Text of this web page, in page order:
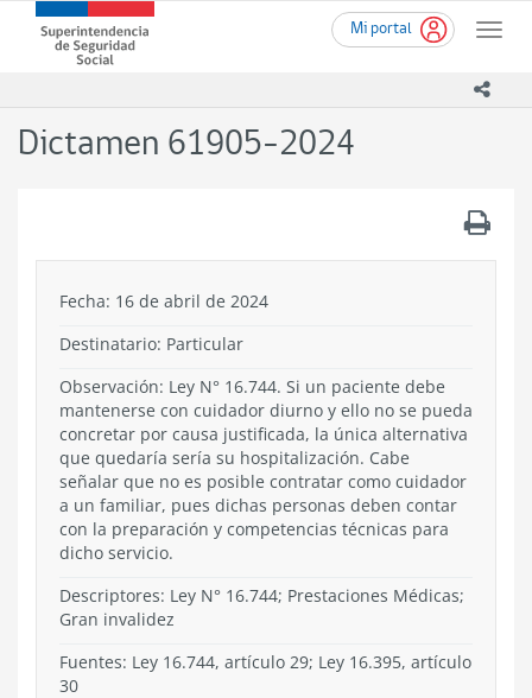
contenido
Mi portal
Toggle
Superintendencia
de
-
Dictamen 61905-2024
Fecha: 16 de abril de 2024
Destinatario: Particular
Observación: Ley N° 16.744. Si un paciente debe
mantenerse con cuidador diurno y ello no se pueda
concretar por causa justificada, la única alternativa
que quedaría sería su hospitalización. Cabe
señalar que no es posible contratar como cuidador
a un familiar, pues dichas personas deben contar
con la preparación y competencias técnicas para
dicho servicio.
Descriptores: Ley N° 16.744; Prestaciones Médicas;
Gran invalidez
Fuentes: Ley 16.744, artículo 29; Ley 16.395, artículo
30